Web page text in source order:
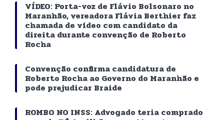
VÍDEO: Porta-voz de Flávio Bolsonaro no
Maranhão, vereadora Flávia Berthier faz
chamada de vídeo com candidato da
direita durante convenção de Roberto
Rocha
Convenção confirma candidatura de
Roberto Rocha ao Governo do Maranhão e
pode prejudicar Braide
ROMBO NO INSS: Advogado teria comprado